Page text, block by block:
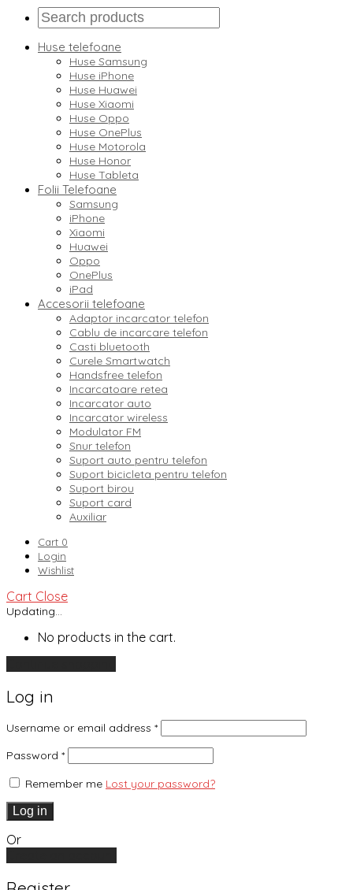
Huse telefoane
Huse Samsung
Huse iPhone
Huse Huawei
Huse Xiaomi
Huse Oppo
Huse OnePlus
Huse Motorola
Huse Honor
Huse Tableta
Folii Telefoane
Samsung
iPhone
Xiaomi
Huawei
Oppo
OnePlus
iPad
Accesorii telefoane
Adaptor incarcator telefon
Cablu de incarcare telefon
Casti bluetooth
Curele Smartwatch
Handsfree telefon
Incarcatoare retea
Incarcator auto
Incarcator wireless
Modulator FM
Snur telefon
Suport auto pentru telefon
Suport bicicleta pentru telefon
Suport birou
Suport card
Auxiliar
Cart 0
Login
Wishlist
Cart Close
Updating…
No products in the cart.
Log in
Username or email address *
Password *
Remember me Lost your password?
Log in
Or